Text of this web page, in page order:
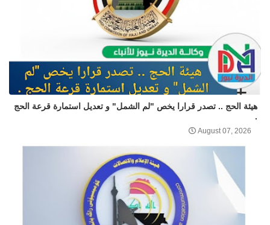
هيئة الحج .. تصدر قرارا يخص "لم الشمل" و تعديل استمارة قرعة الحج
.
August 07, 2026